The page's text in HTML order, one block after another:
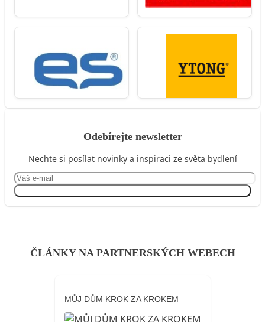
Odebírejte newsletter
Nechte si posílat novinky a inspiraci ze světa bydlení
ČLÁNKY NA PARTNERSKÝCH WEBECH
MŮJ DŮM KROK ZA KROKEM